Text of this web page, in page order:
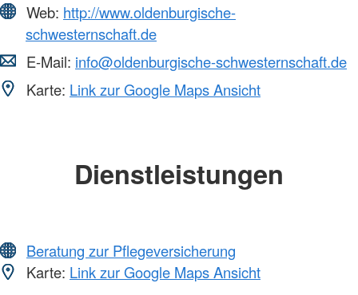
Web: http://www.oldenburgische-
schwesternschaft.de
E-Mail: info@oldenburgische-schwesternschaft.de
Karte: Link zur Google Maps Ansicht
Dienstleistungen
Beratung zur Pflegeversicherung
Karte: Link zur Google Maps Ansicht